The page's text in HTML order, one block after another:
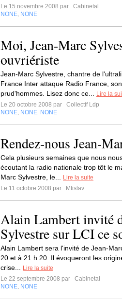
Le 15 novembre 2008 par
Cabinetal
NONE NONE
Moi, Jean-Marc
ouvriériste
Jean-Marc Sylvestre, chantre de
France Inter attaque Radio France,
prud'hommes. Lisez donc ce...
Lire la
Le 20 octobre 2008 par
Collectif Ldp
NONE NONE NONE
Rendez-nous Jean-
Cela plusieurs semaines que nous
écoutant la radio nationale trop tôt le
Marc Sylvestre, le...
Lire la suite
Le 11 octobre 2008 par
Mtislav
Alain Lambert invité
Sylvestre sur LCI ce
Alain Lambert sera l'invité de Jean-
20 et à 21 h 20. Il évoqueront les
crise...
Lire la suite
Le 22 septembre 2008 par
Cabinetal
NONE NONE